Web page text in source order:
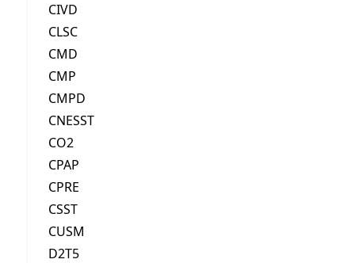
CIVD
CLSC
CMD
CMP
CMPD
CNESST
CO2
CPAP
CPRE
CSST
CUSM
D2T5